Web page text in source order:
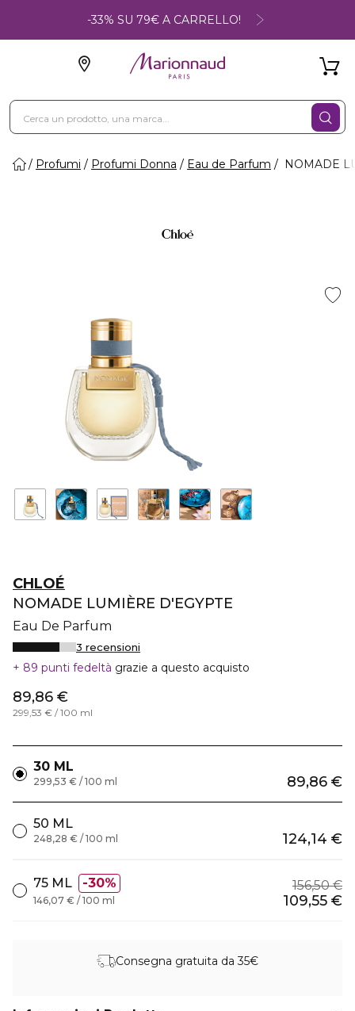
-33% SU 79€ A CARRELLO!
Profumi Profumi Donna Eau de Parfum NOMADE
CHLOÉ
NOMADE LUMIÈRE D'EGYPTE
Eau De Parfum
3 recensioni
89 punti fedeltà grazie a questo acquisto
89,86 €
299,53 € / 100 ml
30 ML
89,86 €
299,53 € / 100 ml
50 ML
124,14 €
248,28 € / 100 ml
75 ML 30% 156,50 €
109,55 €
146,07 € / 100 ml
Consegna gratuita da 35€